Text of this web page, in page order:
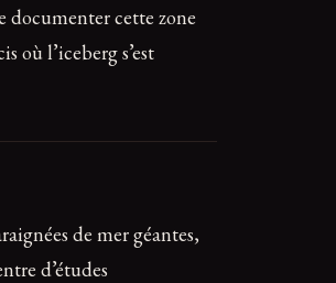
documenter cette zone
l’iceberg s’est
de mer géantes,
d’études